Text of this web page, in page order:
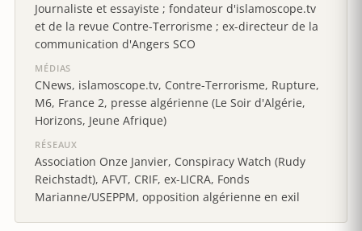
Journaliste et essayiste ; fondateur d'islamoscope.tv
et de la revue Contre-Terrorisme ; ex-directeur de la
communication d'Angers SCO
MÉDIAS
CNews, islamoscope.tv, Contre-Terrorisme, Rupture,
M6, France 2, presse algérienne (Le Soir d'Algérie,
Horizons, Jeune Afrique)
RÉSEAUX
Association Onze Janvier, Conspiracy Watch (Rudy
Reichstadt), AFVT, CRIF, ex-LICRA, Fonds
Marianne/USEPPM, opposition algérienne en exil